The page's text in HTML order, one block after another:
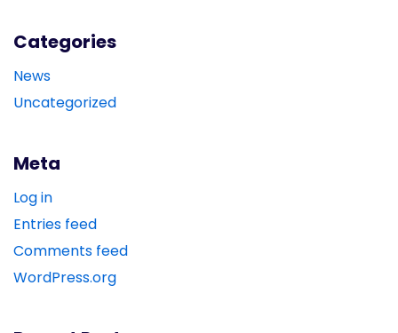
Categories
News
Uncategorized
Meta
Log in
Entries feed
Comments feed
WordPress.org